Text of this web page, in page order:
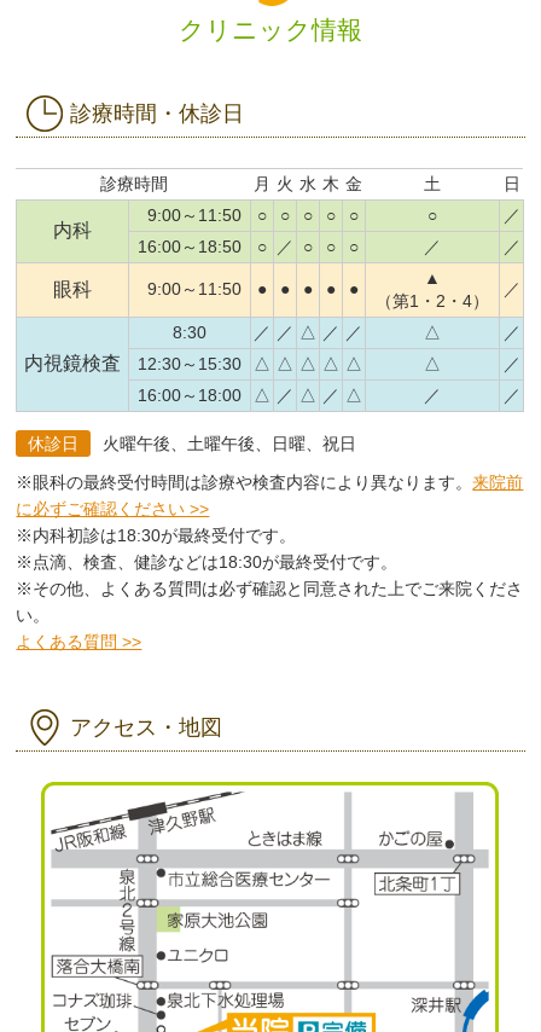
クリニック情報
診療時間・休診日
診療時間 月 火 水 木 金 土 日
内科
9:00～11:50 ○ ○ ○ ○ ○ ○
／
16:00～18:50
○ ／ ○ ○ ○ ／ ／
眼科 9:00～11:50 ● ● ● ● ●
▲
（第1・2・4）
／
内視鏡検査
8:30 ／ ／ △ ／ ／ △
／
12:30～15:30
△ △ △ △ △ △
／
16:00～18:00
△ ／ △ ／ △ ／ ／
休診日
火曜午後、土曜午後、日曜、祝日
※眼科の最終受付時間は診療や検査内容により異なります。来院前
に必ずご確認ください >>
※内科初診は18:30が最終受付です。
※点滴、検査、健診などは18:30が最終受付です。
※その他、よくある質問は必ず確認と同意された上でご来院くださ
い。
よくある質問 >>
アクセス・地図